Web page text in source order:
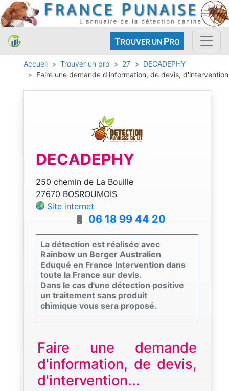
TROUVER UN PRO
Accueil Trouver un pro 27
DECADEPHY
Faire une demande d'information, de devis, d'intervention
DECADEPHY
250 chemin de La Bouille
27670 BOSROUMOIS
Site internet
06 18 99 44 20
La détection est réalisée avec
Rainbow un Berger Australien
Eduqué en France Intervention dans
toute la France sur devis.
Dans le cas d'une détection positive
un traitement sans produit
chimique vous sera proposé.
Faire une demande
d'information, de devis,
d'intervention...